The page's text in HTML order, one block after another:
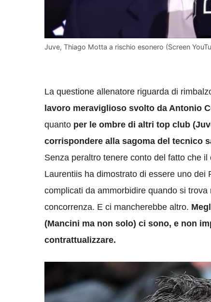
Juve, Thiago Motta a rischio esonero (Screen
La questione allenatore riguarda di
lavoro meraviglioso svolto da Antonio
quanto per le ombre di altri top club
corrispondere alla sagoma del tecnico
Senza peraltro tenere conto del fatto che
Laurentiis ha dimostrato di essere uno
complicati da ammorbidire quando si
concorrenza. E ci mancherebbe altro.
(Mancini ma non solo) ci sono, e non
contrattualizzare.